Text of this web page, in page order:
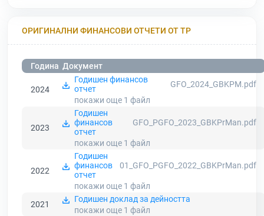
ОРИГИНАЛНИ ФИНАНСОВИ ОТЧЕТИ ОТ ТР
Година Документ
2024
Годишен финансов
отчет
GFO_2024_GBKPM.pdf
покажи още 1 файл
2023
Годишен
финансов
отчет
GFO_PGFO_2023_GBKPrMan.pdf
покажи още 1 файл
2022
Годишен
финансов
отчет
01_GFO_PGFO_2022_GBKPrMan.pdf
покажи още 1 файл
2021
Годишен доклад за дейността
покажи още 1 файл